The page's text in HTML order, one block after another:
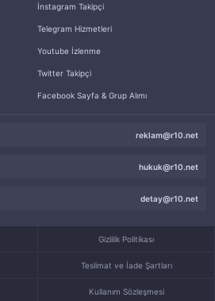
İnstagram Takipçi
Telegram Hizmetleri
Youtube İzlenme
Twitter Takipçi
Facebook Sayfa & Grup Alımı
reklam@r10.net
hukuk@r10.net
detay@r10.net
Gizlilik Politikası
Teslimat ve İade Şartları
Kullanım Sözleşmesi